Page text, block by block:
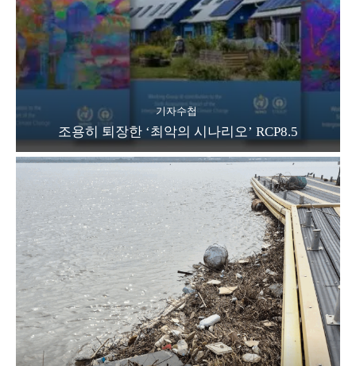
기자수첩
조용히 퇴장한 ‘최악의 시나리오’ RCP8.5